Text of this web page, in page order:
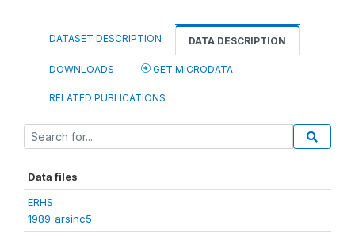
DATASET DESCRIPTION DATA DESCRIPTION
DOWNLOADS GET MICRODATA
RELATED PUBLICATIONS
Data files
ERHS
1989_arsinc5